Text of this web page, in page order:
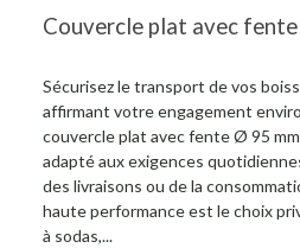
Couvercle plat avec
Sécurisez le transport de vos
affirmant votre engagement
couvercle plat avec fente Ø 95
adapté aux exigences
des livraisons ou de la
haute performance est le choix
à sodas,...